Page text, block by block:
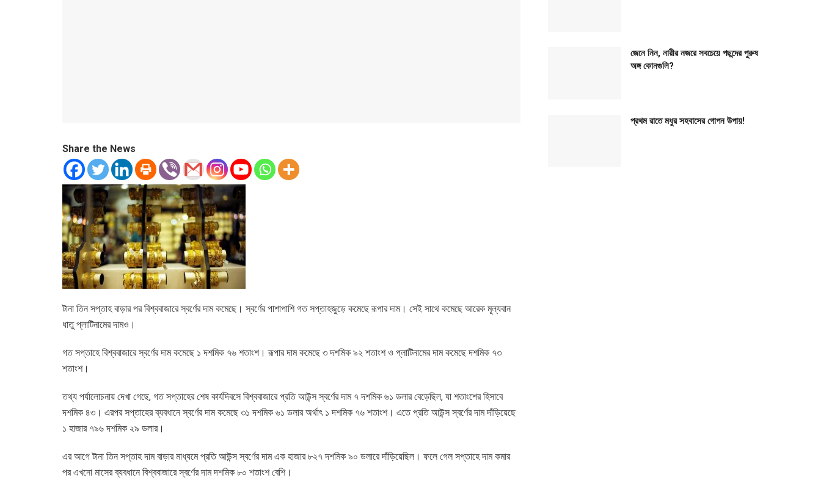
Share the News
টানা তিন সপ্তাহ বাড়ার পর বিশ্ববাজারে স্বর্ণের দাম কমেছে। স্বর্ণের পাশাপাশি গত সপ্তাহজুড়ে কমেছে রূপার দাম। সেই সাথে কমেছে আরেক মূল্যবান
ধাতু প্লাটিনামের দামও।
গত সপ্তাহে বিশ্ববাজারে স্বর্ণের দাম কমেছে ১ দশমিক ৭৬ শতাংশ। রূপার দাম কমেছে ৩ দশমিক ৯২ শতাংশ ও প্লাটিনামের দাম কমেছে দশমিক ৭৩
শতাংশ।
তথ্য পর্যালোচনায় দেখা গেছে, গত সপ্তাহের শেষ কার্যদিবসে বিশ্ববাজারে প্রতি আউন্স স্বর্ণের দাম ৭ দশমিক ৬১ ডলার বেড়েছিল, যা শতাংশের হিসাবে
দশমিক ৪৩। এরপর সপ্তাহের ব্যবধানে স্বর্ণের দাম কমেছে ৩১ দশমিক ৬১ ডলার অর্থাৎ ১ দশমিক ৭৬ শতাংশ। এতে প্রতি আউন্স স্বর্ণের দাম দাঁড়িয়েছে
১ হাজার ৭৯৬ দশমিক ২৯ ডলার।
এর আগে টানা তিন সপ্তাহ দাম বাড়ার মাধ্যমে প্রতি আউন্স স্বর্ণের দাম এক হাজার ৮২৭ দশমিক ৯০ ডলারে দাঁড়িয়েছিল। ফলে গেল সপ্তাহে দাম কমার
পর এখনো মাসের ব্যবধানে বিশ্ববাজারে স্বর্ণের দাম দশমিক ৮০ শতাংশ বেশি।
জেনে নিন, নারীর নজরে সবচেয়ে পছন্দের পুরুষ
অঙ্গ কোনগুলি?
প্রথম রাতে মধুর সহবাসের গোপন উপায়!